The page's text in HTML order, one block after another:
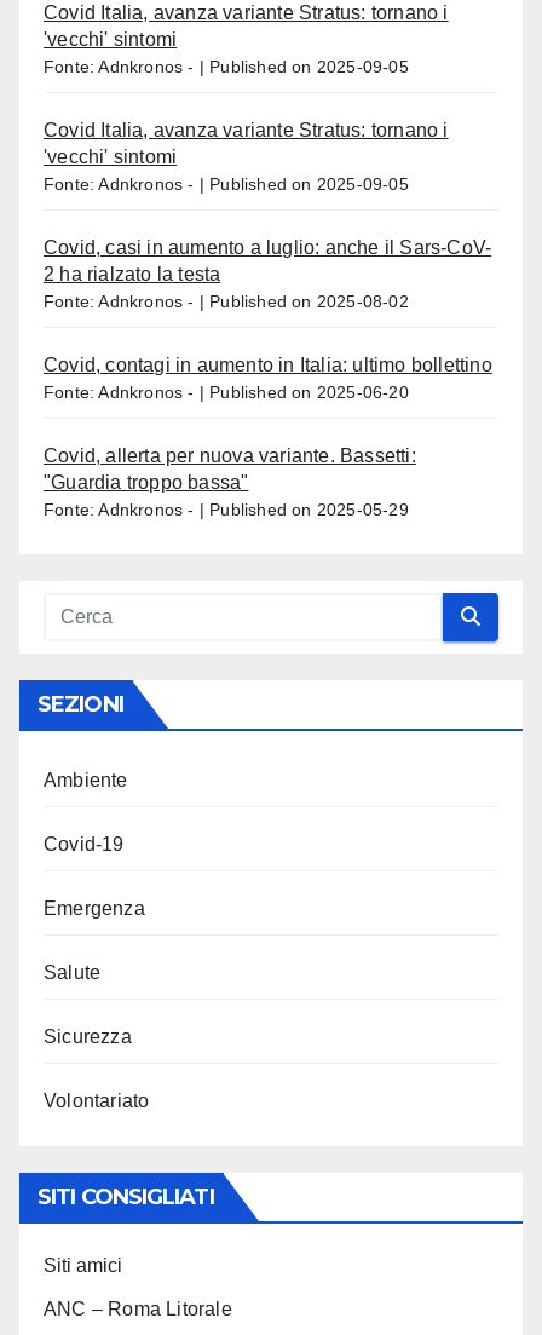
Covid Italia, avanza variante Stratus: tornano i
'vecchi' sintomi
Fonte: Adnkronos - Published on 2025-09-05
Covid Italia, avanza variante Stratus: tornano i
'vecchi' sintomi
Fonte: Adnkronos - Published on 2025-09-05
Covid, casi in aumento a luglio: anche il Sars-CoV-
2 ha rialzato la testa
Fonte: Adnkronos - Published on 2025-08-02
Covid, contagi in aumento in Italia: ultimo bollettino
Fonte: Adnkronos - Published on 2025-06-20
Covid, allerta per nuova variante. Bassetti:
"Guardia troppo bassa"
Fonte: Adnkronos - Published on 2025-05-29
SEZIONI
Ambiente
Covid-19
Emergenza
Salute
Sicurezza
Volontariato
SITI CONSIGLIATI
Siti amici
ANC – Roma Litorale